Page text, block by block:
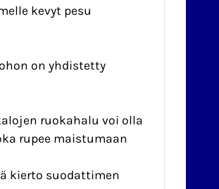
kevyt pesu
on yhdistetty
ruokahalu voi olla
rupee maistumaan
kierto suodattimen